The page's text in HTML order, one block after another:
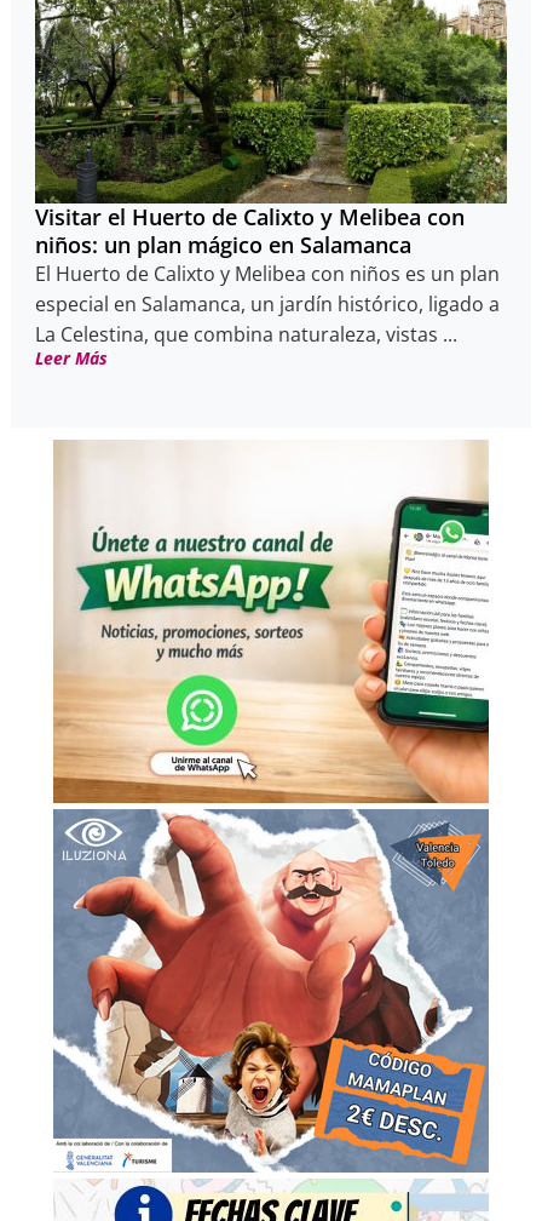
Visitar el Huerto de Calixto y Melibea con
niños: un plan mágico en Salamanca
El Huerto de Calixto y Melibea con niños es un plan
especial en Salamanca, un jardín histórico, ligado a
La Celestina, que combina naturaleza, vistas ...
Leer Más